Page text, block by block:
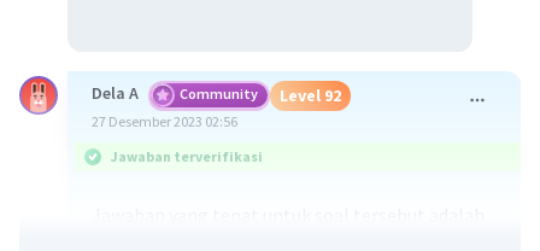
Dela A Community Level 92
27 Desember 2023 02:56
Jawaban terverifikasi